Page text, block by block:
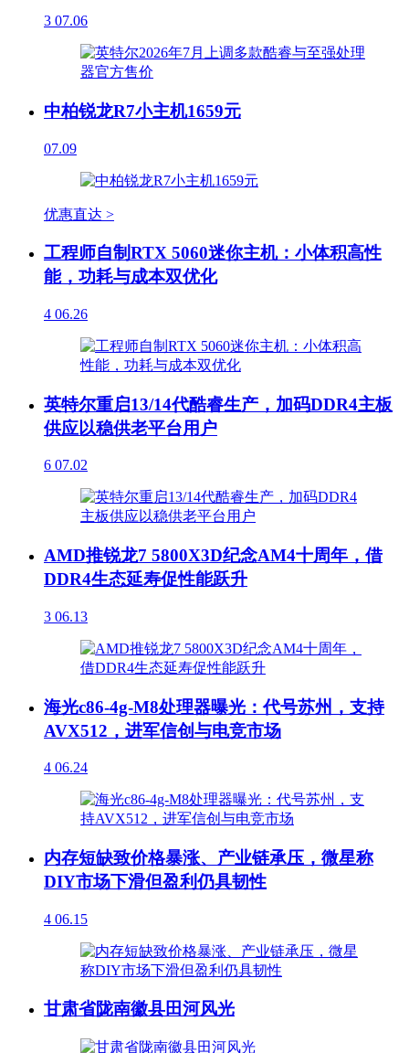
3 07.06
中柏锐龙R7小主机1659元
07.09
优惠直达 >
工程师自制RTX 5060迷你主机：小体积高性
能，功耗与成本双优化
4 06.26
英特尔重启13/14代酷睿生产，加码DDR4主板
供应以稳供老平台用户
6 07.02
AMD推锐龙7 5800X3D纪念AM4十周年，借
DDR4生态延寿促性能跃升
3 06.13
海光c86-4g-M8处理器曝光：代号苏州，支持
AVX512，进军信创与电竞市场
4 06.24
内存短缺致价格暴涨、产业链承压，微星称
DIY市场下滑但盈利仍具韧性
4 06.15
甘肃省陇南徽县田河风光